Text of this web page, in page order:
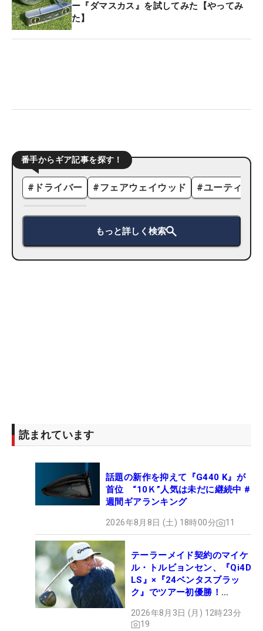
ー『ダマスカス』を試してみた【やってみ
た】
番手からギア記事を探す！
# ドライバー #フェアウェイウッド #ユーティリ
もっと詳しく検索
読まれています
話題の新作を抑えて『G440 K』が
首位 “10Ｋ”人気は未だに継続中 #
週間ギアランキング
2026年8月8日 (土) 18時00分 11
テーラーメイド契約のマイケ
ル・トルビョンセン、『Qi4D
LS』×『24ベンタスブラッ
ク』でツアー初優勝！
2026年8月3日 (月) 12時23分
19